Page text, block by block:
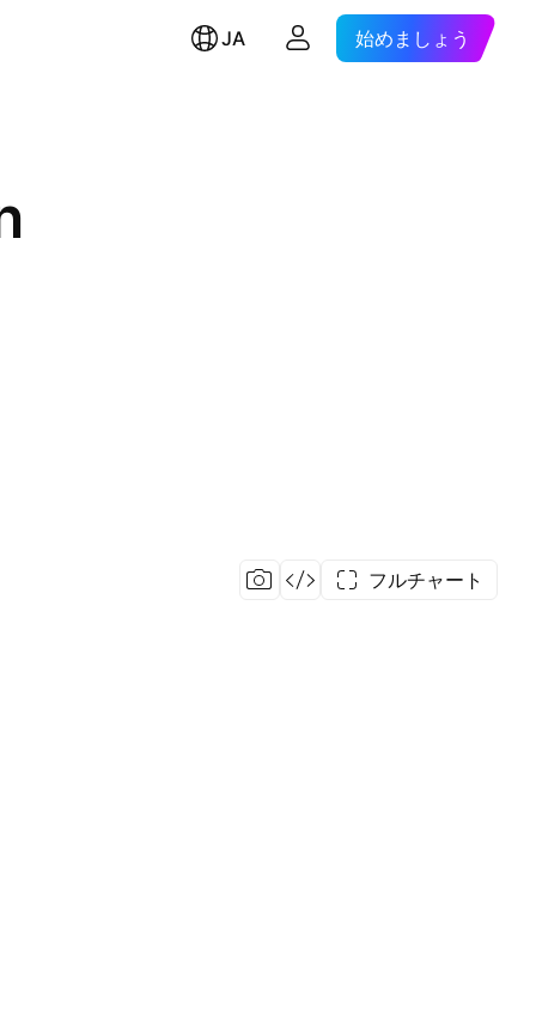
JA 始めましょう
フルチャート